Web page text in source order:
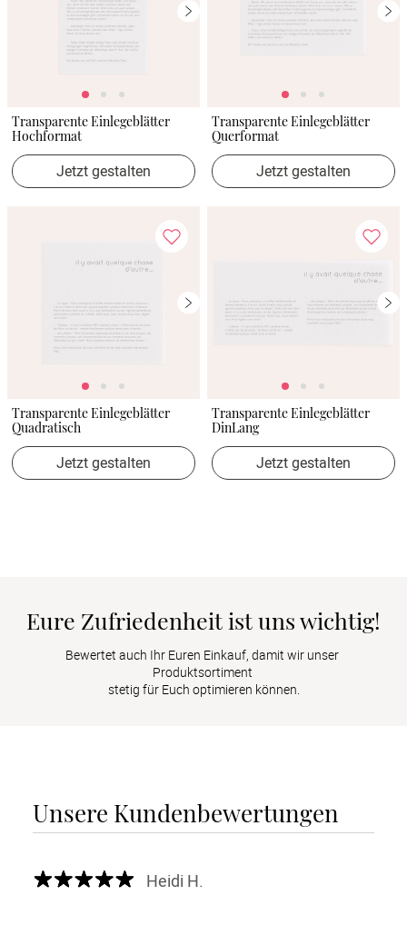
Transparente Einlegeblätter
Hochformat
Jetzt gestalten
Transparente Einlegeblätter
Querformat
Jetzt gestalten
Transparente Einlegeblätter
Quadratisch
Jetzt gestalten
Transparente Einlegeblätter
DinLang
Jetzt gestalten
Eure Zufriedenheit ist uns wichtig!
Bewertet auch Ihr Euren Einkauf, damit wir unser
Produktsortiment
stetig für Euch optimieren können.
Unsere Kundenbewertungen
Heidi H.